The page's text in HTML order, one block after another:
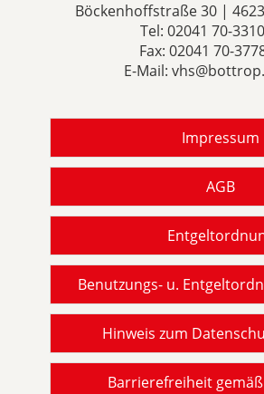
Böckenhoffstraße 30 |
Tel: 02041 70-3310
Fax: 02041 70-
E-Mail:
Impressum
AGB
Benutzungs- u.
Hinweis zum
Barrierefreiheit gemäß